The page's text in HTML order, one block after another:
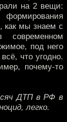
на 2 вещи:
как мы знаем с
под него
что угодно.
почему-то
ДТП в РФ в
легко.